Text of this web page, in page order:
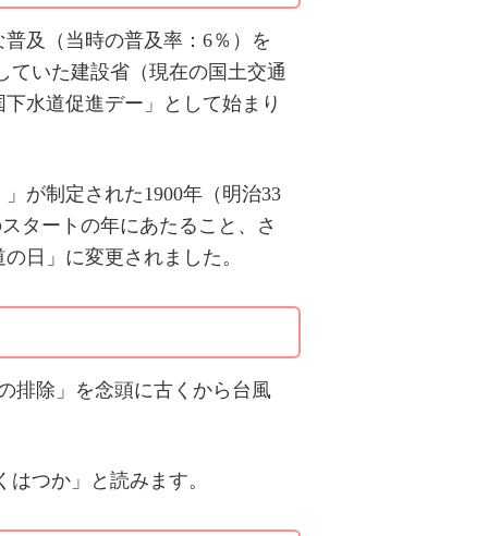
及（当時の普及率：6％）を
ていた建設省（現在の国土交通
水道促進デー」として始まり
が制定された1900年（明治33
タートの年にあたること、さ
日」に変更されました。
排除」を念頭に古くから台風
はつか」と読みます。